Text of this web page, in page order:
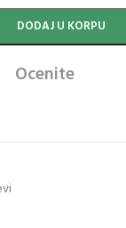
DODAJ U KORPU
Ocenite